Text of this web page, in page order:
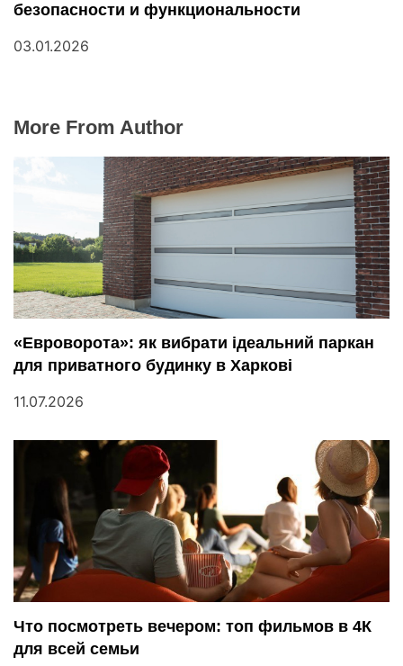
безопасности и функциональности
03.01.2026
More From Author
«Евроворота»: як вибрати ідеальний паркан
для приватного будинку в Харкові
11.07.2026
Что посмотреть вечером: топ фильмов в 4К
для всей семьи